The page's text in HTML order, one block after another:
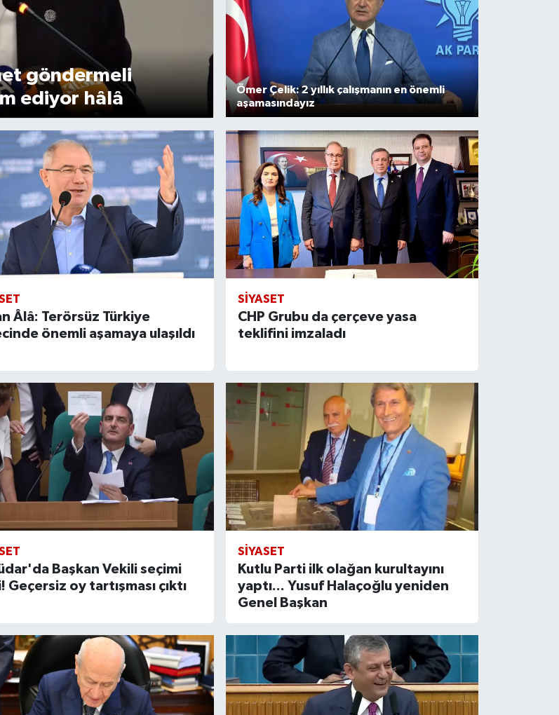
göndermeli
ediyor hâlâ
Ömer Çelik: 2 yıllık çalışmanın en önemli
aşamasındayız
Âlâ: Terörsüz Türkiye
önemli aşamaya ulaşıldı
SIYASET
CHP Grubu da çerçeve yasa
teklifini imzaladı
Başkan Vekili seçimi
Geçersiz oy tartışması çıktı
SIYASET
Kutlu Parti ilk olağan kurultayını
yaptı... Yusuf Halaçoğlu yeniden
Genel Başkan